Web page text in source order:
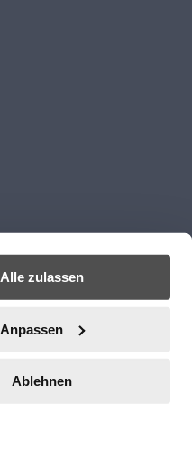
Alle zulassen
Anpassen
Ablehnen